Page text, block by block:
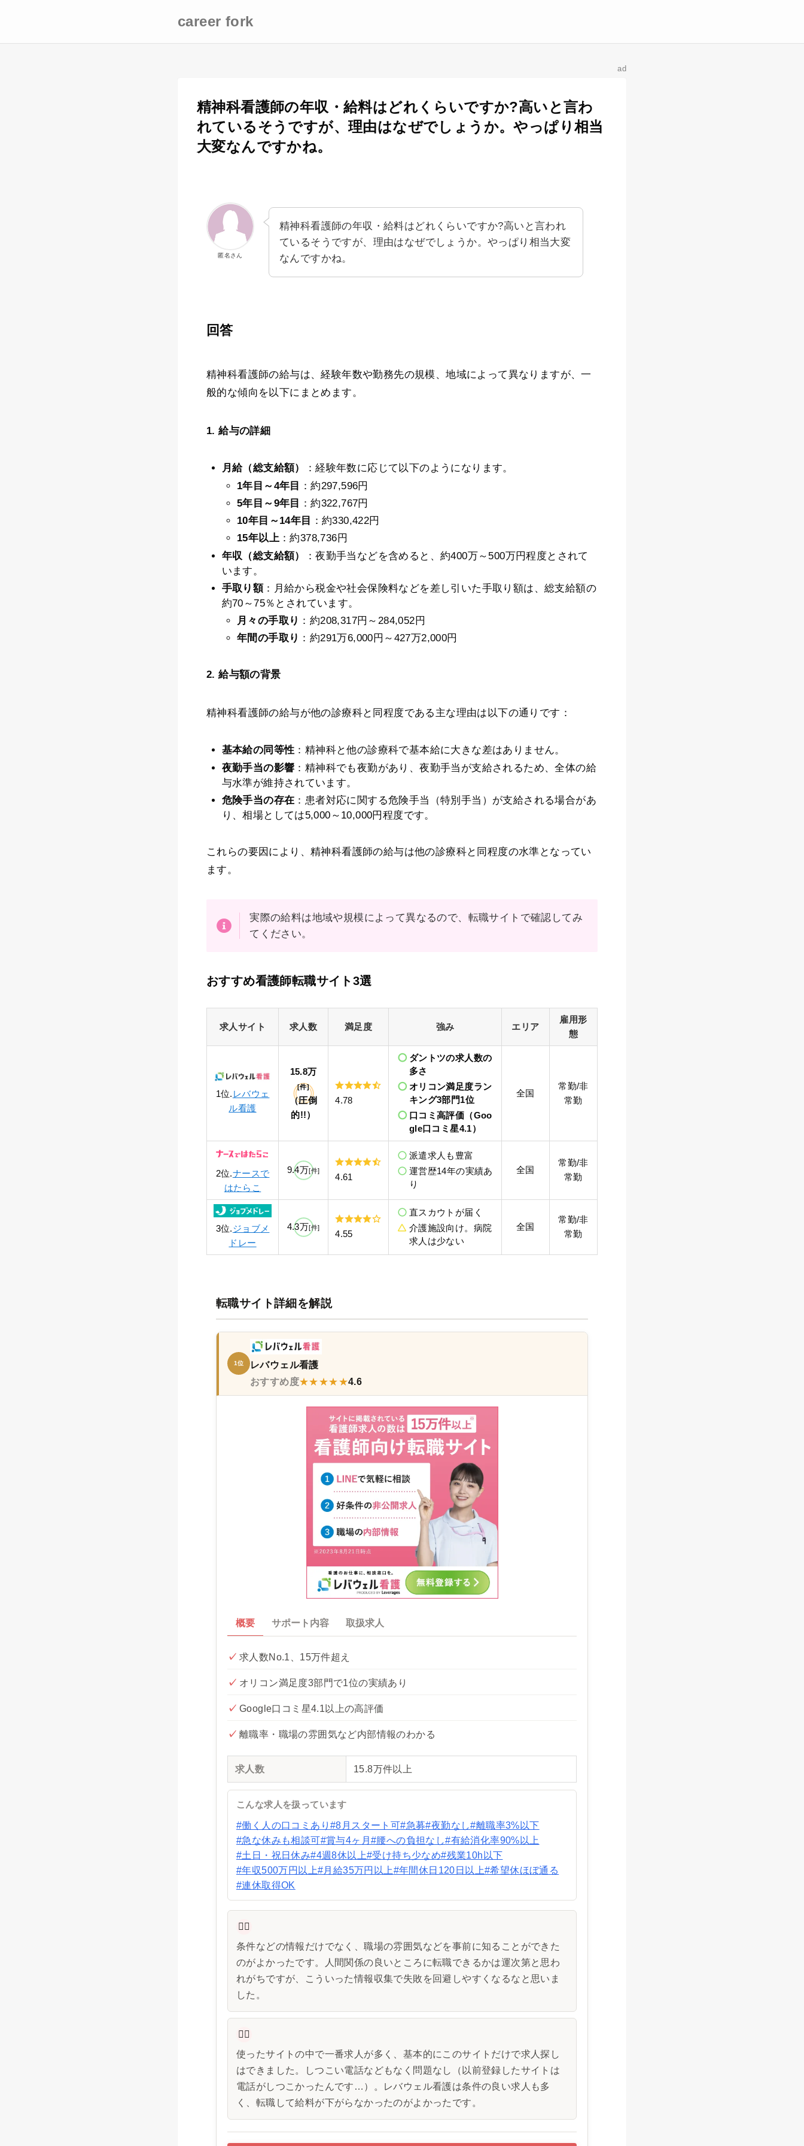
career fork
ad
精神科看護師の年収・給料はどれくらいですか?高いと言わ
れているそうですが、理由はなぜでしょうか。やっぱり相当
大変なんですかね。
匿名さん
精神科看護師の年収・給料はどれくらいですか?高いと言われ
ているそうですが、理由はなぜでしょうか。やっぱり相当大変
なんですかね。
回答
​精神科看護師の給与は、経験年数や勤務先の規模、地域によって異なりますが、一
般的な傾向を以下にまとめます。​
1. 給与の詳細
月給（総支給額）
：​経験年数に応じて以下のようになります。​
1年目～4年目
：​約297,596円​
5年目～9年目
：​約322,767円​
10年目～14年目
：​約330,422円​
15年以上 ：​約378,736円
年収（総支給額）
：​夜勤手当などを含めると、約400万～500万円程度とされて
います。 ​
手取り額：​月給から税金や社会保険料などを差し引いた手取り額は、総支給額の
約70～75％とされています。​
月々の手取り ：​約208,317円～284,052円​
年間の手取り ：​約291万6,000円～427万2,000円​
2. 給与額の背景
精神科看護師の給与が他の診療科と同程度である主な理由は以下の通りです：​
基本給の同等性 ：​精神科と他の診療科で基本給に大きな差はありません。​
夜勤手当の影響 ：​精神科でも夜勤があり、夜勤手当が支給されるため、全体の給
与水準が維持されています。​
危険手当の存在 ：​患者対応に関する危険手当（特別手当）が支給される場合があ
り、相場としては5,000～10,000円程度です。 ​
これらの要因により、精神科看護師の給与は他の診療科と同程度の水準となってい
ます。
実際の給料は地域や規模によって異なるので、転職サイトで確認してみ
てください。
おすすめ看護師転職サイト3選
求人サイト 求人数 満足度 強み エリア
雇用形
態
1位. レバウェ
ル看護
15.8万
[件]
（圧倒
的!!）
4.78
ダントツの求人数の
多さ
オリコン満足度ラン
キング3部門1位
口コミ高評価（Goo
gle口コミ星4.1）
全国
常勤/非
常勤
2位.ナースで
はたらこ
9.4万[件]
4.61
派遣求人も豊富
運営歴14年の実績あ
り
全国
常勤/非
常勤
3位.ジョブメ
ドレー
4.3万[件]
4.55
直スカウトが届く
介護施設向け。病院
求人は少ない
全国
常勤/非
常勤
転職サイト詳細を解説
1位
レバウェル看護
おすすめ度★★★★★4.6
概要 サポート内容 取扱求人
求人数No.1、15万件超え
オリコン満足度3部門で1位の実績あり
Google口コミ星4.1以上の高評価
離職率・職場の雰囲気など内部情報のわかる
求人数 15.8万件以上
こんな求人を扱っています
#働く人の口コミあり #8月スタート可#急募#夜勤なし#離職率3%以下
#急な休みも相談可#賞与4ヶ月#腰への負担なし#有給消化率90%以上
#土日・祝日休み#4週8休以上#受け持ち少なめ#残業10h以下
#年収500万円以上#月給35万円以上#年間休日120日以上#希望休ほぼ通る
#連休取得OK
👩‍⚕️
条件などの情報だけでなく、職場の雰囲気などを事前に知ることができた
のがよかったです。人間関係の良いところに転職できるかは運次第と思わ
れがちですが、こういった情報収集で失敗を回避しやすくなるなと思いま
した。
👩‍⚕️
使ったサイトの中で一番求人が多く、基本的にこのサイトだけで求人探し
はできました。しつこい電話などもなく問題なし（以前登録したサイトは
電話がしつこかったんです…）。レバウェル看護は条件の良い求人も多
く、転職して給料が下がらなかったのがよかったです。